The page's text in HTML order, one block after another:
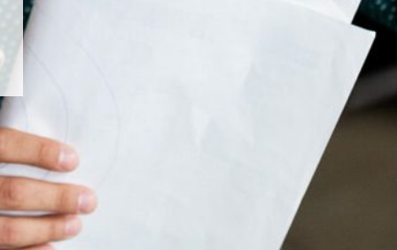
VENTAS
+52 999 838 0543